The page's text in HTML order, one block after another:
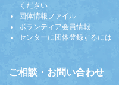
ください
団体情報ファイル
ボランティア会員情報
センターに団体登録するには
ご相談・お問い合わせ